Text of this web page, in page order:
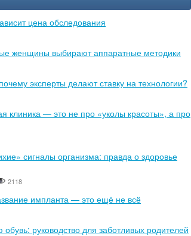
цена обследования
женщины выбирают аппаратные методики
эксперты делают ставку на технологии?
клиника — это не про «уколы красоты», а про
сигналы организма: правда о здоровье
2118
импланта — это ещё не всё
руководство для заботливых родителей